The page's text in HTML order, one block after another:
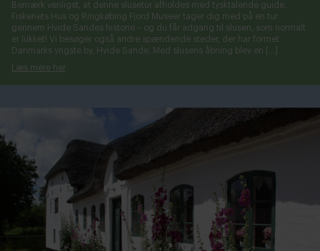
Bemærk venligst, at denne slusetur afholdes med tysktalende guide.
Fiskeriets Hus og Ringkøbing Fjord Museer tager dig med på en tur
gennem Hvide Sandes historie – og du får adgang til slusen, som normalt
er lukket! Vi besøger også andre spændende steder, der har formet
Danmarks yngste by, Hvide Sande. Med slusens åbning blev en […]
Læs mere her